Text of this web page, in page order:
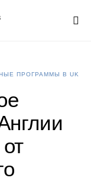
ПРОГРАММЫ В UK